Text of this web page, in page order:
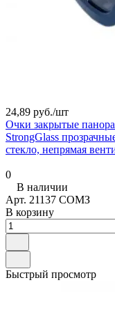
24,89 руб./шт
Очки закрытые
StrongGlass
стекло, непрямая
0
В наличии
Арт. 21137 СОМЗ
В корзину
Быстрый просмотр